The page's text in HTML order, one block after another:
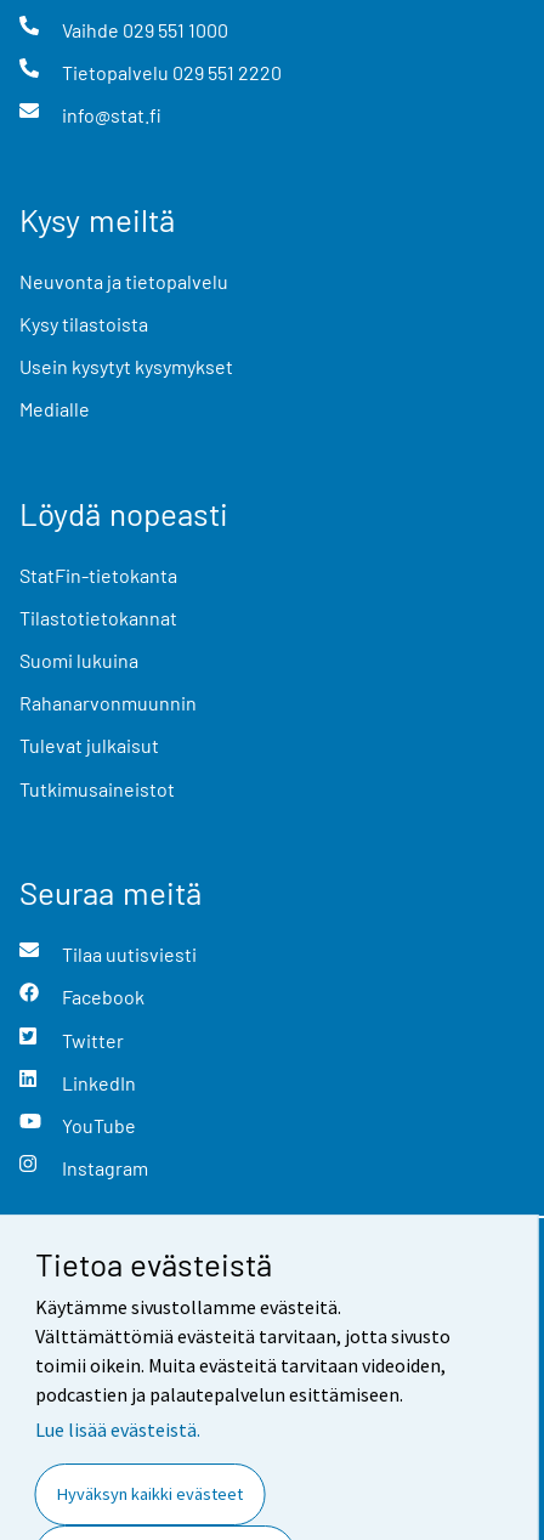
Tietoa evästeistä
Käytämme sivustollamme evästeitä.
Välttämättömiä evästeitä tarvitaan, jotta sivusto
toimii oikein. Muita evästeitä tarvitaan videoiden,
podcastien ja palautepalvelun esittämiseen.
Lue lisää evästeistä.
Hyväksyn kaikki evästeet
Vaihde 029 551 1000
Tietopalvelu 029 551 2220
info@stat.fi
Kysy meiltä
Neuvonta ja tietopalvelu
Kysy tilastoista
Usein kysytyt kysymykset
Medialle
Löydä nopeasti
StatFin-tietokanta
Tilastotietokannat
Suomi lukuina
Rahanarvonmuunnin
Tulevat julkaisut
Tutkimusaineistot
Seuraa meitä
Tilaa uutisviesti
Facebook
Twitter
LinkedIn
YouTube
Instagram
Yhteystiedot
Palaute
Käyttöehdot
Saavutettavuus
Tietoa sivustosta